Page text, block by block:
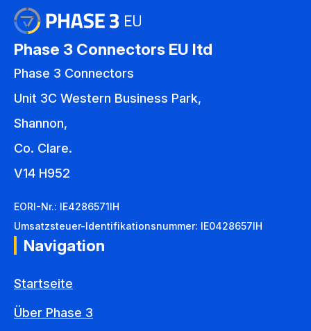
Phase 3 Connectors EU ltd
Phase 3 Connectors
Unit 3C Western Business Park,
Shannon,
Co. Clare.
V14 H952
EORI-Nr.: IE4286571IH
Umsatzsteuer-Identifikationsnummer: IE0428657IH
Navigation
Startseite
Über Phase 3